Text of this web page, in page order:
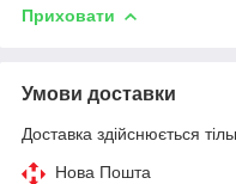
Приховати
Умови доставки
Доставка здійснюється
Нова Пошта